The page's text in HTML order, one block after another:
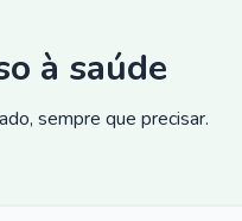
à saúde
sempre que precisar.